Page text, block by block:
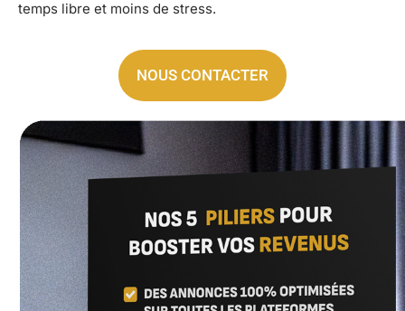
temps libre et moins de stress.
NOUS CONTACTER